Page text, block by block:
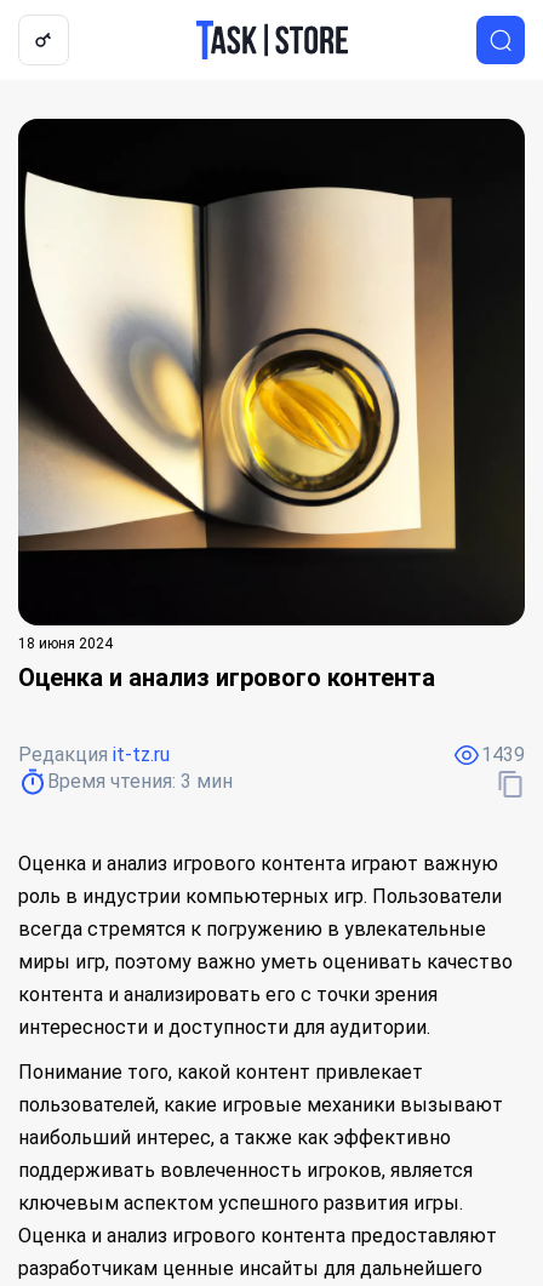
Логотип
18 июня 2024
Оценка и анализ игрового контента
Редакция it-tz.ru
Время чтения: 3 мин
1439
Оценка и анализ игрового контента играют важную
роль в индустрии компьютерных игр. Пользователи
всегда стремятся к погружению в увлекательные
миры игр, поэтому важно уметь оценивать качество
контента и анализировать его с точки зрения
интересности и доступности для аудитории.
Понимание того, какой контент привлекает
пользователей, какие игровые механики вызывают
наибольший интерес, а также как эффективно
поддерживать вовлеченность игроков, является
ключевым аспектом успешного развития игры.
Оценка и анализ игрового контента предоставляют
разработчикам ценные инсайты для дальнейшего